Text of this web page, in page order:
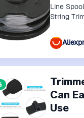
Line
String
Can
Use